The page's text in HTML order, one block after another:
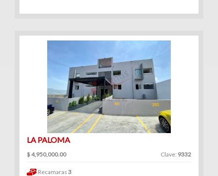
LA PALOMA
$ 4,950,000.00 Clave: 9332
Recamaras 3